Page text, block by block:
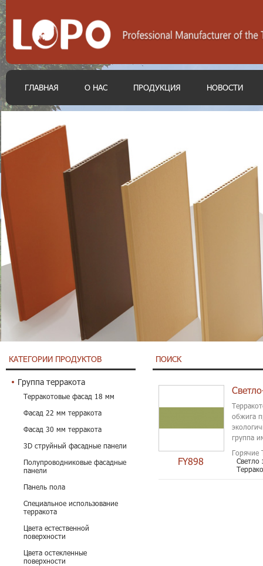
ГЛАВНАЯ О НАС ПРОДУКЦИЯ НОВОСТИ
КАТЕГОРИИ ПРОДУКТОВ
Группа терракота
Терракотовые фасад 18 мм
Фасад 22 мм терракота
Фасад 30 мм терракота
3D струйный фасадные панели
Полупроводниковые фасадные
панели
Панель пола
Специальное использование
терракота
Цвета естественной
поверхности
Цвета остекленные
поверхности
ПОИСК
FY898
обжига
группа
Горячие
Светло